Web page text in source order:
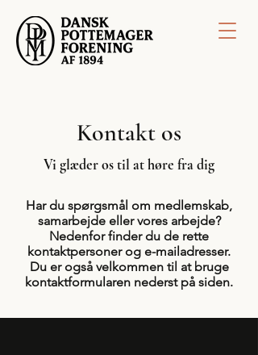
Kontakt os
Vi glæder os til at høre fra dig
Har du spørgsmål om medlemskab,
samarbejde eller vores arbejde?
Nedenfor finder du de rette
kontaktpersoner og e-mailadresser.
Du er også velkommen til at bruge
kontaktformularen nederst på siden.